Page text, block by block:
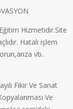
Hizmetidir.Site
Hatalı işlem
vb..
Fikir Ve Sanat
Ve